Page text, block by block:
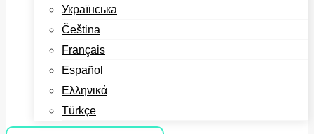
Українська
Čeština
Français
Español
Ελληνικά
Türkçe